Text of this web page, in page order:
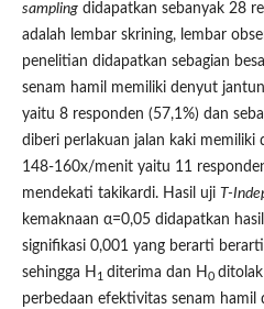
samplingdidapatkan sebanyak 28
adalah lembar skrining, lembar
penelitian didapatkan sebagian
senam hamil memiliki denyut
yaitu 8 responden (57,1%) dan
diberi perlakuan jalan kaki memiliki
148-160x/menit yaitu 11
mendekati takikardi. Hasil uji T-
kemaknaan α=0,05 didapatkan
signifikasi 0,001 yang berarti berarti
sehingga H 1 diterima dan H 0
perbedaan efektivitas senam hamil